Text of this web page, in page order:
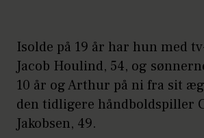
Isolde på 19 år har hun med
Jacob Houlind, 54, og
10 år og Arthur på ni fra sit
den tidligere håndboldspiller
Jakobsen, 49.